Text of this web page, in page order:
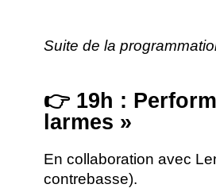
Suite de la
👉 19h :
larmes »
En collaboration avec
contrebasse).